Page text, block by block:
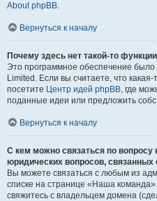
About phpBB.
Вернуться к началу
Почему здесь нет такой-то
Это программное обеспечение
Limited. Если вы считаете, что
посетите Центр идей phpBB, где
поданные идеи или предложить
Вернуться к началу
С кем можно связаться по вопросу
юридических вопросов, связанных
Вы можете связаться с любым из
списке на странице «Наша
свяжитесь с владельцем домена